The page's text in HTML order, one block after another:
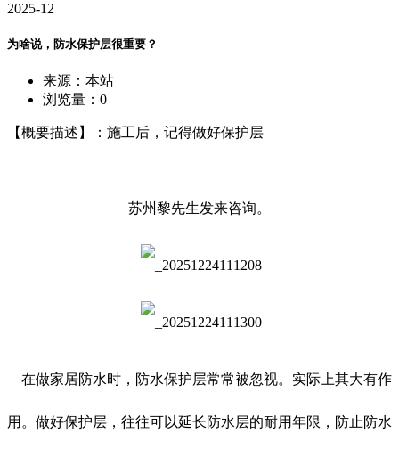
2025-12
为啥说，防水保护层很重要？
来源：本站
浏览量： 0
【概要描述】：施工后，记得做好保护层
苏州黎先生发来咨询。
在做家居防水时，防水保护层常常被忽视。实际上其大有作
用。做好保护层，往往可以延长防水层的耐用年限，防止防水